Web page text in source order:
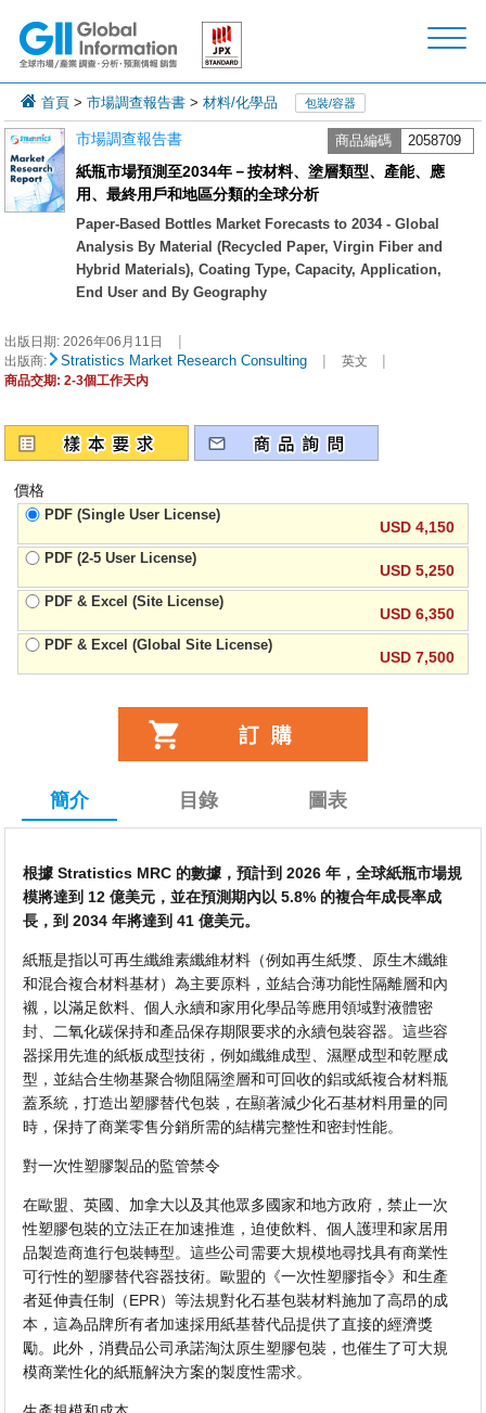
首頁 >市場調查報告書 >材料/化學品 包裝/容器
市場調查報告書 商品編碼 2058709
紙瓶市場預測至2034年－按材料、塗層類型、產能、應
用、最終用戶和地區分類的全球分析
Paper-Based Bottles Market Forecasts to 2034 - Global
Analysis By Material (Recycled Paper, Virgin Fiber and
Hybrid Materials), Coating Type, Capacity, Application,
End User and By Geography
出版日期:2026年06月11日 |
出版商: Stratistics Market Research Consulting | 英文 |
商品交期: 2-3個工作天內
價格
PDF (Single User License)
USD 4,150
PDF (2-5 User License)
USD 5,250
PDF & Excel (Site License)
USD 6,350
PDF & Excel (Global Site License)
USD 7,500
簡介 目錄 圖表
根據 Stratistics MRC 的數據，預計到 2026 年，全球紙瓶市場規
模將達到 12 億美元，並在預測期內以 5.8% 的複合年成長率成
長，到 2034 年將達到 41 億美元。
紙瓶是指以可再生纖維素纖維材料（例如再生紙漿、原生木纖維
和混合複合材料基材）為主要原料，並結合薄功能性隔離層和內
襯，以滿足飲料、個人永續和家用化學品等應用領域對液體密
封、二氧化碳保持和產品保存期限要求的永續包裝容器。這些容
器採用先進的紙板成型技術，例如纖維成型、濕壓成型和乾壓成
型，並結合生物基聚合物阻隔塗層和可回收的鋁或紙複合材料瓶
蓋系統，打造出塑膠替代包裝，在顯著減少化石基材料用量的同
時，保持了商業零售分銷所需的結構完整性和密封性能。
對一次性塑膠製品的監管禁令
在歐盟、英國、加拿大以及其他眾多國家和地方政府，禁止一次
性塑膠包裝的立法正在加速推進，迫使飲料、個人護理和家居用
品製造商進行包裝轉型。這些公司需要大規模地尋找具有商業性
可行性的塑膠替代容器技術。歐盟的《一次性塑膠指令》和生產
者延伸責任制（EPR）等法規對化石基包裝材料施加了高昂的成
本，這為品牌所有者加速採用紙基替代品提供了直接的經濟獎
勵。此外，消費品公司承諾淘汰原生塑膠包裝，也催生了可大規
模商業性化的紙瓶解決方案的製度性需求。